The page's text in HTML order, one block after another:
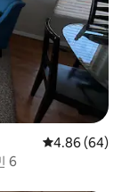
평점 4.86점(5
4.86 (64)
6